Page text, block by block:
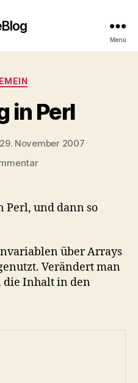
Menü
Kategorien
in Perl
29. November 2007
zu
Perl
Perl, und dann so
über Arrays
Verändert man
die Inhalt in den